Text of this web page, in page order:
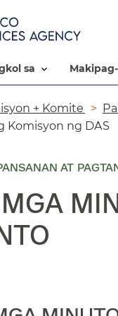
sa​​
+ Komite​​
Komisyon ng DAS​​
AT